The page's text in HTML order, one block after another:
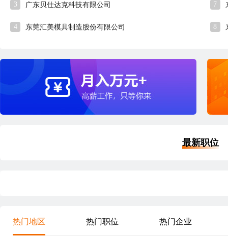
3 广东贝仕达克科技有限公司
4 东莞汇美模具制造股份有限公司
7
8
最新职位
热门地区 热门职位 热门企业